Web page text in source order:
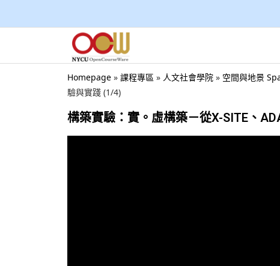
Homepage » 課程專區 » 人文社會學院 » 空間與地景
驗與實踐 (1/4)
構築實驗：實。虛構築－從X-SITE、